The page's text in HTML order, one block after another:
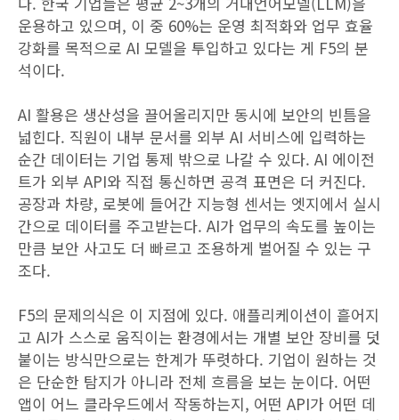
운용하고 있으며, 이 중 60%는 운영 최적화와 업무 효율
강화를 목적으로 AI 모델을 투입하고 있다는 게 F5의 분
석이다.
AI 활용은 생산성을 끌어올리지만 동시에 보안의 빈틈을
넓힌다. 직원이 내부 문서를 외부 AI 서비스에 입력하는
순간 데이터는 기업 통제 밖으로 나갈 수 있다. AI 에이전
트가 외부 API와 직접 통신하면 공격 표면은 더 커진다.
공장과 차량, 로봇에 들어간 지능형 센서는 엣지에서 실시
간으로 데이터를 주고받는다. AI가 업무의 속도를 높이는
만큼 보안 사고도 더 빠르고 조용하게 벌어질 수 있는 구
조다.
F5의 문제의식은 이 지점에 있다. 애플리케이션이 흩어지
고 AI가 스스로 움직이는 환경에서는 개별 보안 장비를 덧
붙이는 방식만으로는 한계가 뚜렷하다. 기업이 원하는 것
은 단순한 탐지가 아니라 전체 흐름을 보는 눈이다. 어떤
앱이 어느 클라우드에서 작동하는지, 어떤 API가 어떤 데